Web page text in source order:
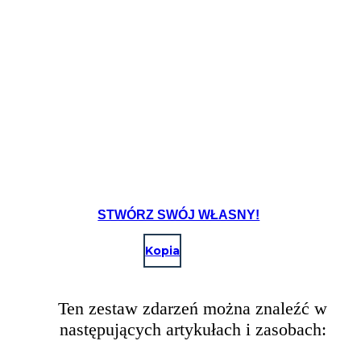
STWÓRZ SWÓJ WŁASNY!
Kopia
Ten zestaw zdarzeń można znaleźć w
następujących artykułach i zasobach: